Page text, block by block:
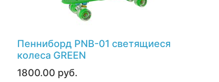
Пенниборд PNB-01 светящиеся
колеса GREEN
1800.00 руб.